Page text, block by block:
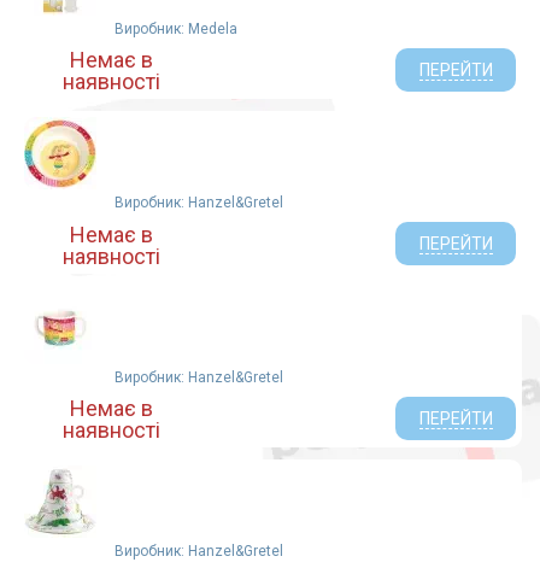
Виробник: Medela
Немає в
наявності
ПЕРЕЙТИ
Виробник: Hanzel&Gretel
Немає в
наявності
ПЕРЕЙТИ
Виробник: Hanzel&Gretel
Немає в
наявності
ПЕРЕЙТИ
Виробник: Hanzel&Gretel